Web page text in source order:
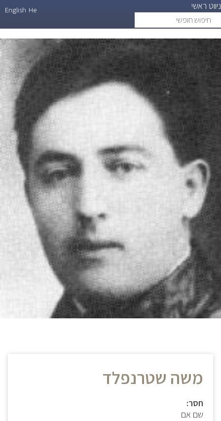
ניווט ראשי
חופשי
He
English
משה שטרנפלד
חסר:
שם אם